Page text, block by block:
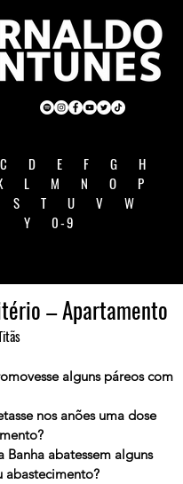
C D E F G
H
L M N O
P
S T U V
W
Y
0-9
– Apartamento
alguns páreos com
nos anões uma dose
Banha abatessem alguns
abastecimento?